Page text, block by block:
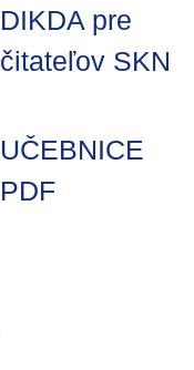
DIKDA pre
čitateľov SKN
UČEBNICE
PDF